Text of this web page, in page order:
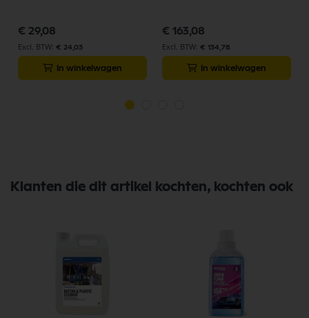
€ 29,08
€ 24,03
In winkelwagen
€ 163,08
€ 134,78
In winkelwagen
Klanten die dit artikel kochten, kochten ook